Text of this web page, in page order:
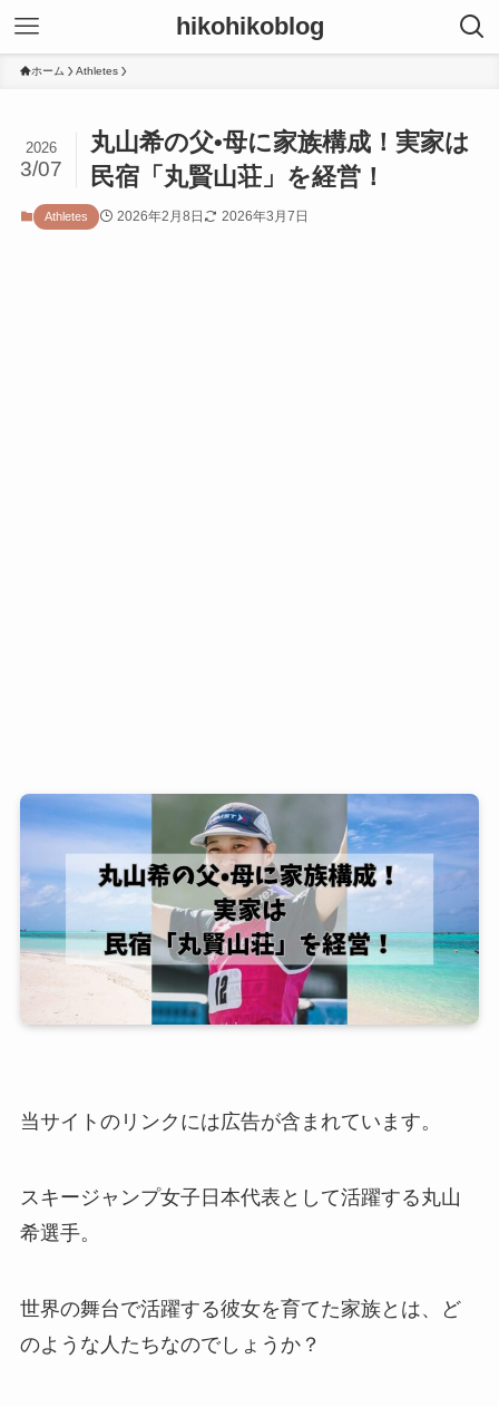
hikohikoblog
ホーム Athletes
丸山希の父•母に家族構成！実家は
民宿「丸賢山荘」を経営！
2026
3/07
Athletes 2026年2月8日 2026年3月7日
当サイトのリンクには広告が含まれています。
スキージャンプ女子日本代表として活躍する丸山
希選手。
世界の舞台で活躍する彼女を育てた家族とは、ど
のような人たちなのでしょうか？